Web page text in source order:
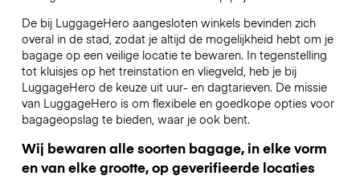
De bij LuggageHero aangesloten winkels bevinden zich
overal in de stad, zodat je altijd de mogelijkheid hebt om je
bagage op een veilige locatie te bewaren. In tegenstelling
tot kluisjes op het treinstation en vliegveld, heb je bij
LuggageHero de keuze uit uur- en dagtarieven. De missie
van LuggageHero is om flexibele en goedkope opties voor
bagageopslag te bieden, waar je ook bent.
Wij bewaren alle soorten bagage, in elke vorm
en van elke grootte, op geverifieerde locaties